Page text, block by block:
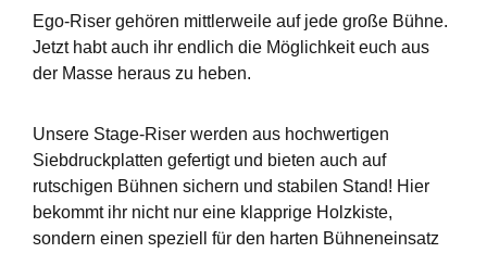
Ego-Riser gehören mittlerweile auf jede große Bühne.
Jetzt habt auch ihr endlich die Möglichkeit euch aus
der Masse heraus zu heben.
Unsere Stage-Riser werden aus hochwertigen
Siebdruckplatten gefertigt und bieten auch auf
rutschigen Bühnen sichern und stabilen Stand! Hier
bekommt ihr nicht nur eine klapprige Holzkiste,
sondern einen speziell für den harten Bühneneinsatz